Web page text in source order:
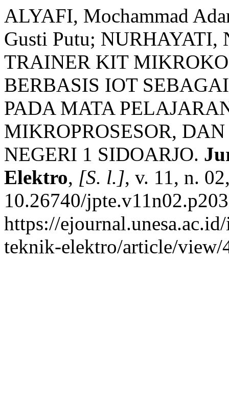
ALYAFI, Mochammad
Gusti Putu;
TRAINER KIT
BERBASIS IOT
PADA MATA
MIKROPROSESOR,
NEGERI 1 SIDOARJO.
Elektro, [S. l.], v. 11, n.
10.26740/
https://
teknik-elektro/article/view/